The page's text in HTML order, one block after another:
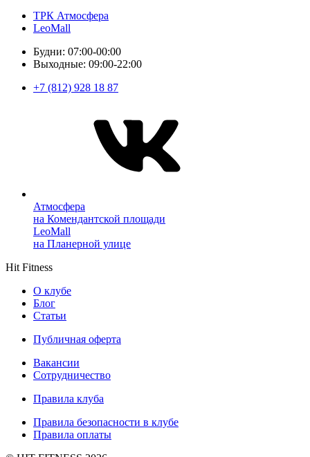
ТРК Атмосфера
LeoMall
Будни: 07:00-00:00
Выходные: 09:00-22:00
+7 (812) 928 18 87
Атмосфера
на Комендантской площади
LeoMall
на Планерной улице
Hit Fitness
О клубе
Блог
Статьи
Публичная оферта
Вакансии
Сотрудничество
Правила клуба
Правила безопасности в клубе
Правила оплаты